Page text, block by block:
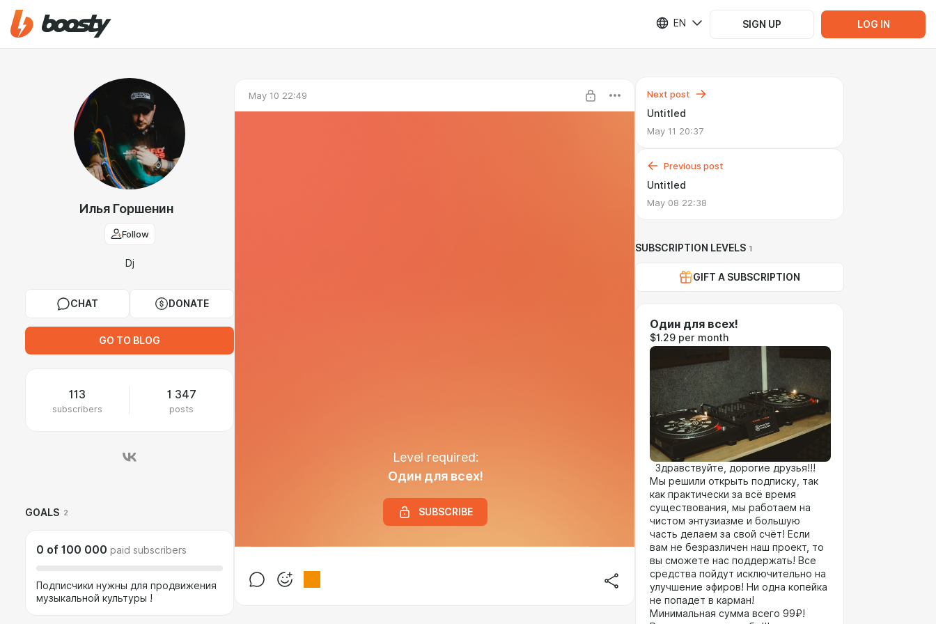
EN SIGN UP LOG IN
Илья Горшенин
Follow
Dj
CHAT DONATE
GO TO BLOG
113
subscribers
1 347
posts
GOALS 2
0 of 100 000 paid subscribers
Подписчики нужны для продвижения
музыкальной культуры !
May 10 22:49
Level required:
Один для всех!
SUBSCRIBE
Next post
Untitled
May 11 20:37
Previous post
Untitled
May 08 22:38
SUBSCRIPTION LEVELS 1
GIFT A SUBSCRIPTION
Один для всех!
$1.29 per month
Здравствуйте, дорогие друзья!!!
Мы решили открыть подписку, так
как практически за всё время
существования, мы работаем на
чистом энтузиазме и большую
часть делаем за свой счёт! Если
вам не безразличен наш проект, то
вы сможете нас поддержать! Все
средства пойдут исключительно на
улучшение эфиров! Ни одна копейка
не попадет в карман!
Минимальная сумма всего 99₽!